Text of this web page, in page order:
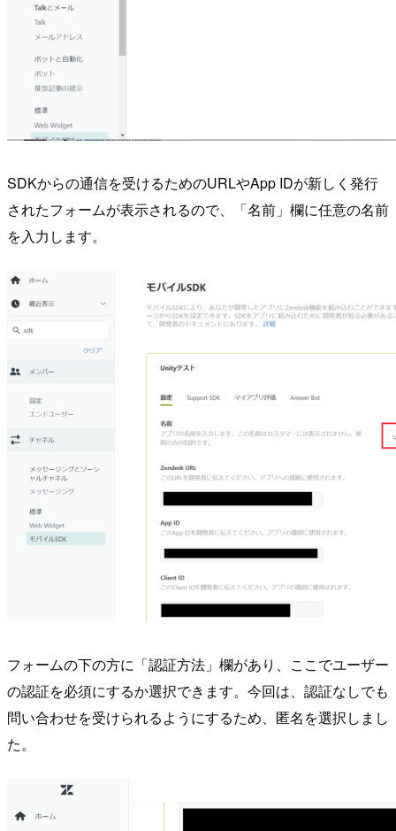
SDKからの通信を受けるためのURLやApp IDが新しく発行
されたフォームが表示されるので、「名前」欄に任意の名前
を入力します。
フォームの下の方に「認証方法」欄があり、ここでユーザー
の認証を必須にするか選択できます。今回は、認証なしでも
問い合わせを受けられるようにするため、匿名を選択しまし
た。